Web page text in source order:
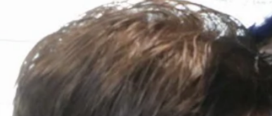
arrow_back_ios_new
share